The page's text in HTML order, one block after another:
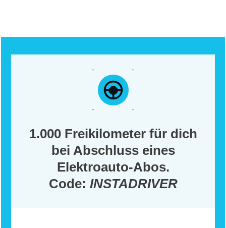
1.000 Freikilometer für dich
bei Abschluss eines
Elektroauto-Abos.
Code: INSTADRIVER